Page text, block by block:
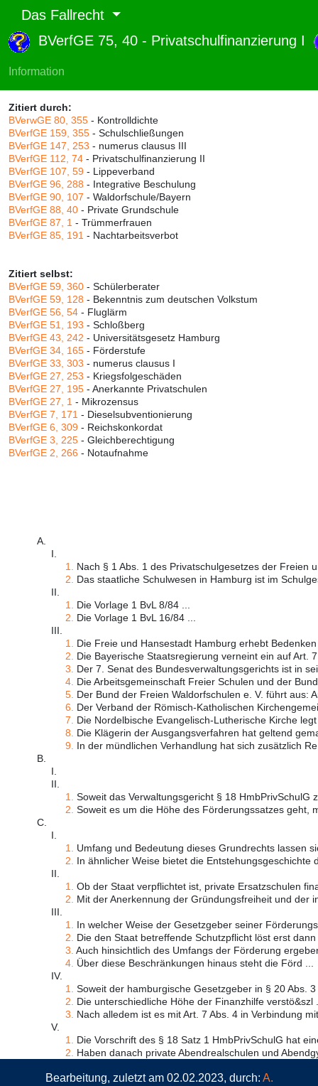
Das Fallrecht
BVerfGE 75, 40 - Privatschulfinanzierung I
Information
Abruf und Rang:
RTF-Version
Zitiert durch:
BVerwGE 80, 355 - Kontrolldichte
BVerfGE 159, 355 - Schulschließungen
BVerfGE 147, 253 - numerus clausus III
BVerfGE 112, 74 - Privatschulfinanzierung II
BVerfGE 107, 59 - Lippeverband
BVerfGE 96, 288 - Integrative Beschulung
BVerfGE 90, 107 - Waldorfschule/Bayern
BVerfGE 88, 40 - Private Grundschule
BVerfGE 87, 1 - Trümmerfrauen
BVerfGE 85, 191 - Nachtarbeitsverbot
Zitiert selbst:
BVerfGE 59, 360 - Schülerberater
BVerfGE 59, 128 - Bekenntnis zum deutschen Volkstum
BVerfGE 56, 54 - Fluglärm
BVerfGE 51, 193 - Schloßberg
BVerfGE 43, 242 - Universitätsgesetz Hamburg
BVerfGE 34, 165 - Förderstufe
BVerfGE 33, 303 - numerus clausus I
BVerfGE 27, 253 - Kriegsfolgeschäden
BVerfGE 27, 195 - Anerkannte Privatschulen
BVerfGE 27, 1 - Mikrozensus
BVerfGE 7, 171 - Dieselsubventionierung
BVerfGE 6, 309 - Reichskonkordat
BVerfGE 3, 225 - Gleichberechtigung
BVerfGE 2, 266 - Notaufnahme
A.
I.
1.
Nach § 1 Abs. 1 des Privatschulgesetzes der Freien
2.
Das staatliche Schulwesen in Hamburg ist im
II.
1.
Die Vorlage 1 BvL 8/84 ...
2.
Die Vorlage 1 BvL 16/84 ...
III.
1.
Die Freie und Hansestadt Hamburg erhebt
2.
Die Bayerische Staatsregierung verneint ein auf Art.
3.
Der 7. Senat des Bundesverwaltungsgerichts ist in
4. Die Arbeitsgemeinschaft Freier Schulen und der
5. Der Bund der Freien Waldorfschulen e. V. führt aus:
6.
Der Verband der Römisch-Katholischen
7.
Die Nordelbische Evangelisch-Lutherische Kirche
8.
Die Klägerin der Ausgangsverfahren hat geltend
9. In der mündlichen Verhandlung hat sich zusätzlich
B.
I.
II.
1.
Soweit das Verwaltungsgericht § 18 HmbPrivSchulG
2. Soweit es um die Höhe des Förderungssatzes geht,
C.
I.
1.
Umfang und Bedeutung dieses Grundrechts lassen
2.
In ähnlicher Weise bietet die Entstehungsgeschichte
II.
1.
Ob der Staat verpflichtet ist, private Ersatzschulen
2.
Mit der Anerkennung der Gründungsfreiheit und der
III.
1.
In welcher Weise der Gesetzgeber seiner
2.
Die den Staat betreffende Schutzpflicht löst erst
3. Auch hinsichtlich des Umfangs der Förderung
4. Über diese Beschränkungen hinaus steht die Förd ...
IV.
1.
Soweit der hamburgische Gesetzgeber in § 20 Abs.
2.
Die unterschiedliche Höhe der Finanzhilfe verstö&szl
3.
Nach alledem ist es mit Art. 7 Abs. 4 in Verbindung
V.
1.
Die Vorschrift des § 18 Satz 1 HmbPrivSchulG hat
2.
Haben danach private Abendrealschulen und
Bearbeitung, zuletzt am 02.02.2023, durch: A.